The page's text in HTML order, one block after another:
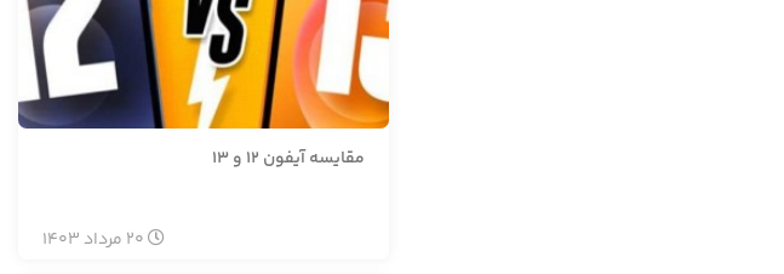
مقایسه آیفون 12 و 13
20 مرداد 1403